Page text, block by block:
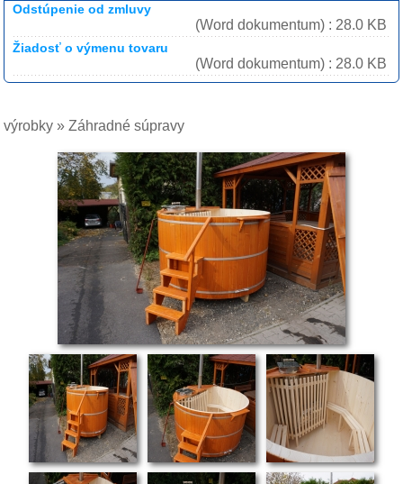
Odstúpenie od zmluvy
(Word dokumentum) : 28.0 KB
Žiadosť o výmenu tovaru
(Word dokumentum) : 28.0 KB
výrobky » Záhradné súpravy